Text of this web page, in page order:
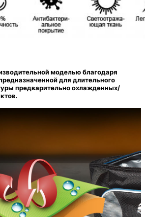
моделью благодаря
для длительного
предварительно охлажденных/